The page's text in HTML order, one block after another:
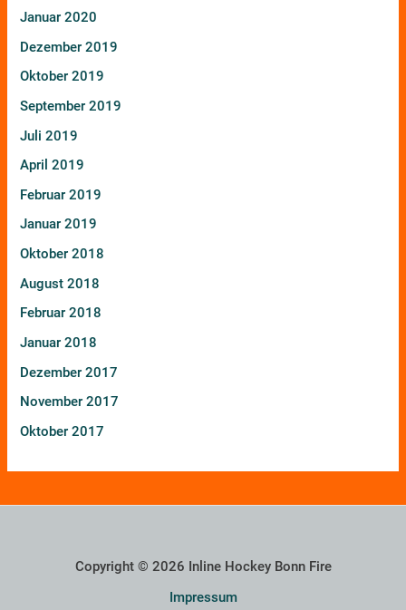
Januar 2020
Dezember 2019
Oktober 2019
September 2019
Juli 2019
April 2019
Februar 2019
Januar 2019
Oktober 2018
August 2018
Februar 2018
Januar 2018
Dezember 2017
November 2017
Oktober 2017
Copyright © 2026 Inline Hockey Bonn Fire
Impressum